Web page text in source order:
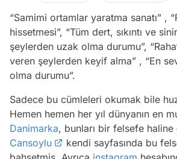
“Samimi ortamlar yaratma sanatı” ,
hissetmesi”, “Tüm dert, sıkıntı ve
şeylerden uzak olma durumu”,
veren şeylerden keyif alma” , “En
olma durumu”.
Sadece bu cümleleri okumak bile
Hemen hemen her yıl dünyanın en
Danimarka, bunları bir felsefe haline
Cansoylu
kendi sayfasında bu